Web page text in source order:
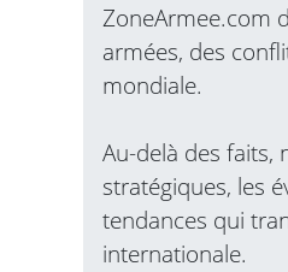
ZoneArmee.com
armées, des
mondiale.
Au-delà des faits,
stratégiques, les
tendances qui
internationale.